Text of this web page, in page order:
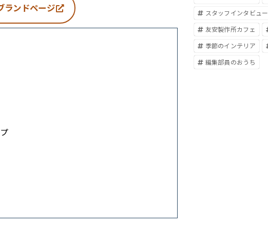
ランドページ
スタッフインタビュー
友安製作所カフェ
季節のインテリア
編集部員のおうち